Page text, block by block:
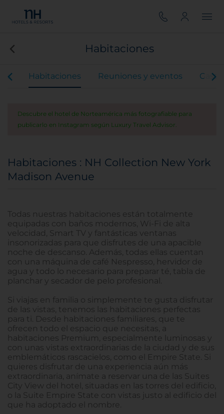
Habitaciones
Habitaciones Reuniones y eventos
Descubre el hotel de Norteamérica más fotografiable para
publicarlo en Instagram según Luxury Travel Advisor.
Habitaciones : NH Collection New York
Madison Avenue
Todas nuestras habitaciones están totalmente
equipadas con baños modernos, Wi-Fi de alta
velocidad, Smart TV y fantásticas ventanas
insonorizadas para que disfrutes de una apacible
noche de descanso. Además, todas ellas cuentan
con una máquina de café Nespresso, hervidor de
agua y todo lo necesario para preparar té, tabla de
planchar y secador de pelo profesional.
Si viajas en familia o simplemente te gusta disfrutar
de las vistas, tenemos las habitaciones perfectas
para ti. Desde habitaciones familiares, que te
ofrecen todo el espacio que necesitas, a
habitaciones Premium, especialmente luminosas y
con unas vistas extraordinarias de la ciudad y de sus
emblemáticos rascacielos, como el Empire State. Si
quieres disfrutar de una experiencia aún más
extraordinaria, anímate a reservar una de las Suites
City View del hotel, situadas en las torres del edificio,
o la Suite Empire State con vistas justo al edificio del
que ha adoptado el nombre.